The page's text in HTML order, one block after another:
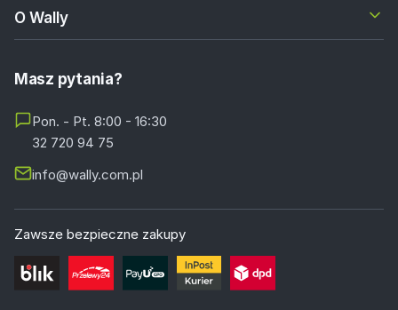
O Wally
Masz pytania?
Pon. - Pt. 8:00 - 16:30
32 720 94 75
info@wally.com.pl
Zawsze bezpieczne zakupy